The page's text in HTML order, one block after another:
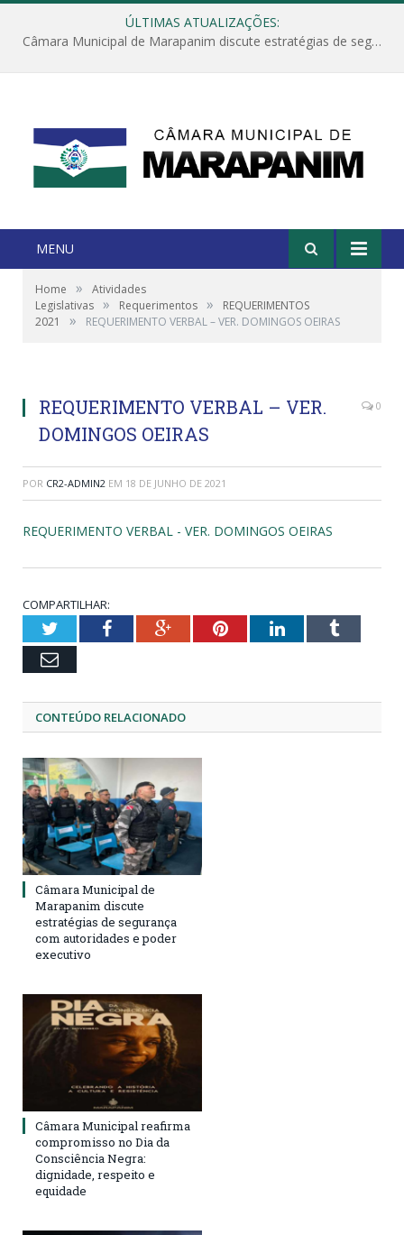
ÚLTIMAS ATUALIZAÇÕES:
Câmara Municipal de Marapanim discute estratégias de segurança com autoridades e poder executivo
MENU
Home »
Atividades
Legislativas » Requerimentos »
REQUERIMENTOS
2021
» REQUERIMENTO VERBAL – VER. DOMINGOS OEIRAS
REQUERIMENTO VERBAL – VER.
DOMINGOS OEIRAS
0
POR CR2-ADMIN2 EM 18 DE JUNHO DE 2021
REQUERIMENTO VERBAL - VER. DOMINGOS OEIRAS
COMPARTILHAR:
TwitterFacebookGoogle+PinterestLinkedInTumblr
Email
CONTEÚDO RELACIONADO
Câmara Municipal de
Marapanim discute
estratégias de segurança
com autoridades e poder
executivo
Câmara Municipal reafirma
compromisso no Dia da
Consciência Negra:
dignidade, respeito e
equidade